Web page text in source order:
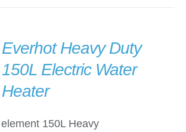
Everhot Heavy Duty
150L Electric Water
Heater
150L Heavy